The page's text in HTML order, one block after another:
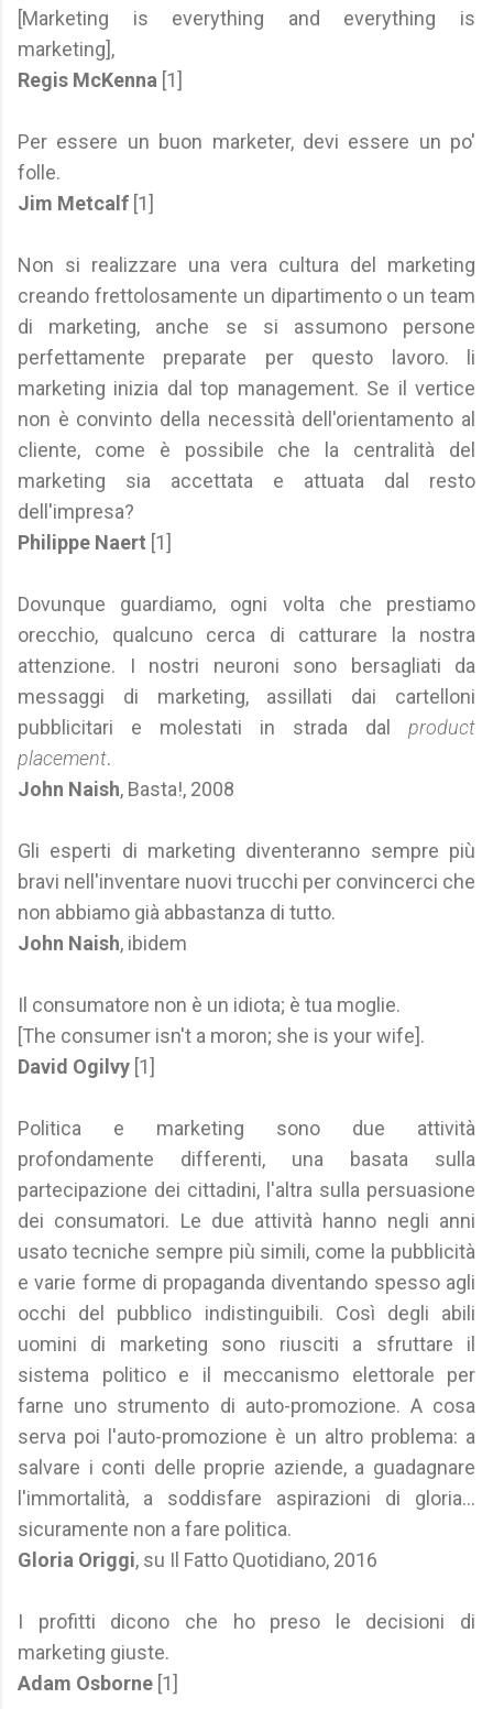
[Marketing is everything and everything is
marketing],
Regis McKenna [1]
Per essere un buon marketer, devi essere un po'
folle.
Jim Metcalf [1]
Non si realizzare una vera cultura del marketing
creando frettolosamente un dipartimento o un team
di marketing, anche se si assumono persone
perfettamente preparate per questo lavoro. li
marketing inizia dal top management. Se il vertice
non è convinto della necessità dell'orientamento al
cliente, come è possibile che la centralità del
marketing sia accettata e attuata dal resto
dell'impresa?
Philippe Naert [1]
Dovunque guardiamo, ogni volta che prestiamo
orecchio, qualcuno cerca di catturare la nostra
attenzione. I nostri neuroni sono bersagliati da
messaggi di marketing, assillati dai cartelloni
pubblicitari e molestati in strada dal product
placement.
John Naish, Basta!, 2008
Gli esperti di marketing diventeranno sempre più
bravi nell'inventare nuovi trucchi per convincerci che
non abbiamo già abbastanza di tutto.
John Naish, ibidem
Il consumatore non è un idiota; è tua moglie.
[The consumer isn't a moron; she is your wife].
David Ogilvy [1]
Politica e marketing sono due attività
profondamente differenti, una basata sulla
partecipazione dei cittadini, l'altra sulla persuasione
dei consumatori. Le due attività hanno negli anni
usato tecniche sempre più simili, come la pubblicità
e varie forme di propaganda diventando spesso agli
occhi del pubblico indistinguibili. Così degli abili
uomini di marketing sono riusciti a sfruttare il
sistema politico e il meccanismo elettorale per
farne uno strumento di auto-promozione. A cosa
serva poi l'auto-promozione è un altro problema: a
salvare i conti delle proprie aziende, a guadagnare
l'immortalità, a soddisfare aspirazioni di gloria...
sicuramente non a fare politica.
Gloria Origgi, su Il Fatto Quotidiano, 2016
I profitti dicono che ho preso le decisioni di
marketing giuste.
Adam Osborne [1]